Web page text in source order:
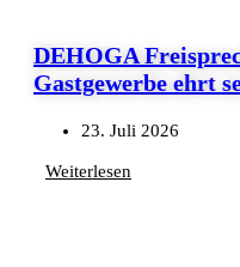
DEHOGA
Gastgewerbe ehrt
23. Juli 2026
Weiterlesen